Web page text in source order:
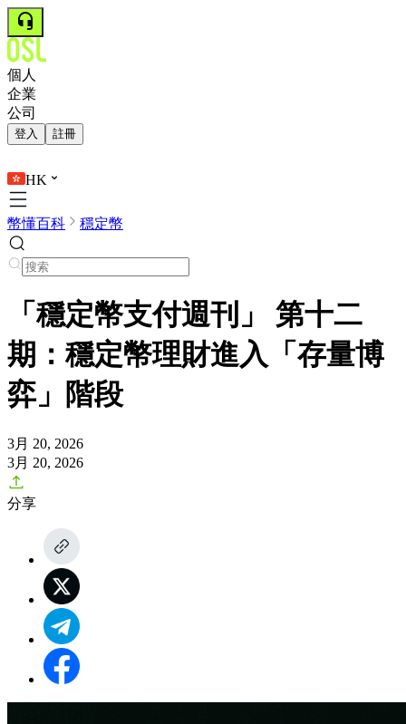
個人
企業
公司
登入 註冊
HK
幣懂百科 穩定幣
「穩定幣支付週刊」 第十二
期：穩定幣理財進入「存量博
弈」階段
3月 20, 2026
3月 20, 2026
分享